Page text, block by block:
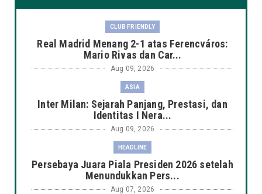
CLUB FRIENDLY
Real Madrid Menang 2-1 atas Ferencváros:
Mario Rivas dan Car...
Aug 09, 2026
ASIA
Inter Milan: Sejarah Panjang, Prestasi, dan
Identitas I Nera...
Aug 09, 2026
HEADLINE
Persebaya Juara Piala Presiden 2026 setelah
Menundukkan Pers...
Aug 07, 2026